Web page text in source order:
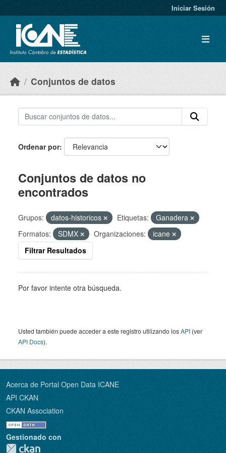
Iniciar Sesión
Conjuntos de datos
Ordenar por
Conjuntos de datos no
encontrados
Grupos: datos-historicos Etiquetas:
Ganadera
Formatos:
SDMX Organizaciones:
icane
Filtrar Resultados
Por favor intente otra búsqueda.
Usted también puede acceder a este registro utilizando losAPI (ver
API Docs).
Acerca de Portal Open Data ICANE
API CKAN
CKAN Association
Gestionado con